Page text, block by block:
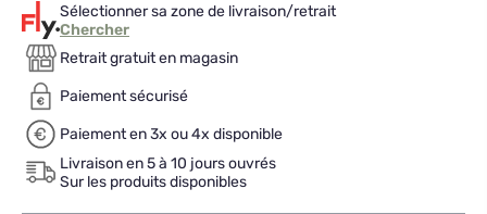
Sélectionner sa zone de livraison/retrait
Chercher
Retrait gratuit en magasin
Paiement sécurisé
Paiement en 3x ou 4x disponible
Livraison en 5 à 10 jours ouvrés
Sur les produits disponibles